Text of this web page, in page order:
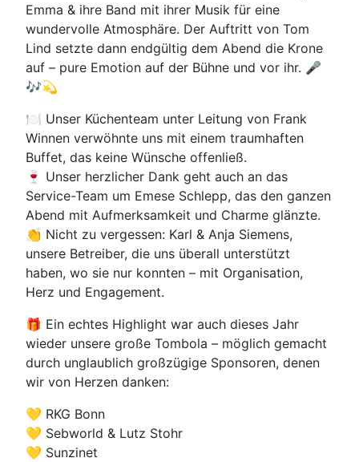
Emma & ihre Band mit ihrer Musik für eine
wundervolle Atmosphäre. Der Auftritt von Tom
Lind setzte dann endgültig dem Abend die Krone
auf – pure Emotion auf der Bühne und vor ihr. 🎤
🎶💫
🍽 Unser Küchenteam unter Leitung von Frank
Winnen verwöhnte uns mit einem traumhaften
Buffet, das keine Wünsche offenließ.
🍷 Unser herzlicher Dank geht auch an das
Service-Team um Emese Schlepp, das den ganzen
Abend mit Aufmerksamkeit und Charme glänzte.
👏 Nicht zu vergessen: Karl & Anja Siemens,
unsere Betreiber, die uns überall unterstützt
haben, wo sie nur konnten – mit Organisation,
Herz und Engagement.
🎁 Ein echtes Highlight war auch dieses Jahr
wieder unsere große Tombola – möglich gemacht
durch unglaublich großzügige Sponsoren, denen
wir von Herzen danken:
💛 RKG Bonn
💛 Sebworld & Lutz Stohr
💛 Sunzinet